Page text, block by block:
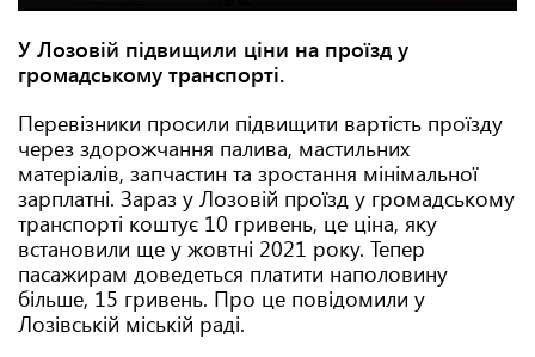
У Лозовій підвищили ціни на проїзд у
громадському транспорті.
Перевізники просили підвищити вартість проїзду
через здорожчання палива, мастильних
матеріалів, запчастин та зростання мінімальної
зарплатні. Зараз у Лозовій проїзд у громадському
транспорті коштує 10 гривень, це ціна, яку
встановили ще у жовтні 2021 року. Тепер
пасажирам доведеться платити наполовину
більше, 15 гривень. Про це повідомили у
Лозівській міській раді.